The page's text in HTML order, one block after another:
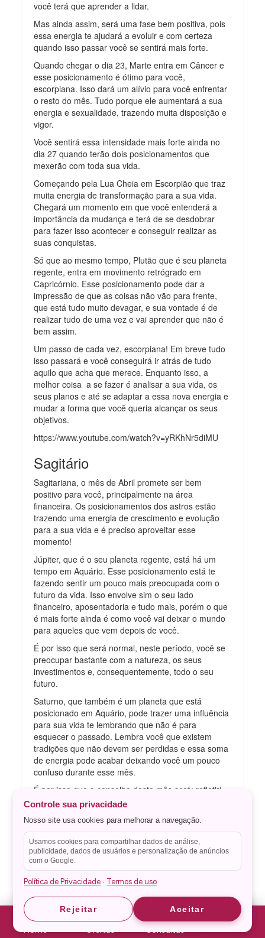
Home Ofertas Consultas
você terá que aprender a lidar.
Mas ainda assim, será uma fase bem positiva, pois
essa energia te ajudará a evoluir e com certeza
quando isso passar você se sentirá mais forte.
Quando chegar o dia 23, Marte entra em Câncer e
esse posicionamento é ótimo para você,
escorpiana. Isso dará um alívio para você enfrentar
o resto do mês. Tudo porque ele aumentará a sua
energia e sexualidade, trazendo muita disposição e
vigor.
Você sentirá essa intensidade mais forte ainda no
dia 27 quando terão dois posicionamentos que
mexerão com toda sua vida.
Começando pela Lua Cheia em Escorpião que traz
muita energia de transformação para a sua vida.
Chegará um momento em que você entenderá a
importância da mudança e terá de se desdobrar
para fazer isso acontecer e conseguir realizar as
suas conquistas.
Só que ao mesmo tempo, Plutão que é seu planeta
regente, entra em movimento retrógrado em
Capricórnio. Esse posicionamento pode dar a
impressão de que as coisas não vão para frente,
que está tudo muito devagar, e sua vontade é de
realizar tudo de uma vez e vai aprender que não é
bem assim.
Um passo de cada vez, escorpiana! Em breve tudo
isso passará e você conseguirá ir atrás de tudo
aquilo que acha que merece. Enquanto isso, a
melhor coisa a se fazer é analisar a sua vida, os
seus planos e até se adaptar a essa nova energia e
mudar a forma que você queria alcançar os seus
objetivos.
https://www.youtube.com/watch?v=yRKhNr5diMU
Sagitário
Sagitariana, o mês de Abril promete ser bem
positivo para você, principalmente na área
financeira. Os posicionamentos dos astros estão
trazendo uma energia de crescimento e evolução
para a sua vida e é preciso aproveitar esse
momento!
Júpiter, que é o seu planeta regente, está há um
tempo em Aquário. Esse posicionamento está te
fazendo sentir um pouco mais preocupada com o
futuro da vida. Isso envolve sim o seu lado
financeiro, aposentadoria e tudo mais, porém o que
é mais forte ainda é como você vai deixar o mundo
para aqueles que vem depois de você.
É por isso que será normal, neste período, você se
preocupar bastante com a natureza, os seus
investimentos e, consequentemente, todo o seu
futuro.
Saturno, que também é um planeta que está
posicionado em Aquário, pode trazer uma influência
para sua vida te lembrando que não é para
esquecer o passado. Lembra você que existem
tradições que não devem ser perdidas e essa soma
de energia pode acabar deixando você um pouco
confuso durante esse mês.
É por isso que o conselho deste mês será: refletir!
Fazer uma reflexão sobre sua vida, seus sonhos no
passado, seus objetivos no presente, vai te ajudar a
entender um pouco mais sobre o seu caminho e te
ajudar a escolher a onde você quer chegar,
entende?
Para te ajudar, no início do mês teremos uma força
imensa de Áries. O Sol, Vênus e Mercúrio estarão
posicionados nesse signo de Fogo que faz uma
ligação forte com você por serem do mesmo
elemento.
Controle sua privacidade
Nosso site usa cookies para melhorar a navegação.
Usamos cookies para compartilhar dados de análise,
publicidade, dados de usuários e personalização de anúncios
com o Google.
Política de Privacidade · Termos de uso
Rejeitar Aceitar